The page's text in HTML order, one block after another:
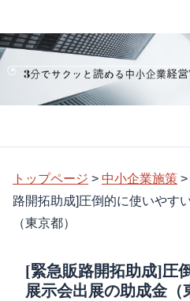
トップページ > 中小企業施策 >
路開拓助成]圧倒的に使いやす
（東京都）
[緊急販路開拓助成]圧
展示会出展の助成金（